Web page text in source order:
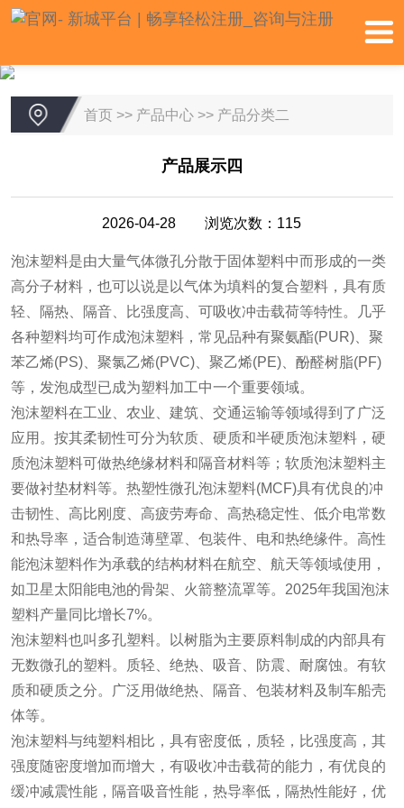
首页>> 产品中心>> 产品分类二
产品展示四
2026-04-28 浏览次数：115
泡沫塑料是由大量气体微孔分散于固体塑料中而形成的一类
高分子材料，也可以说是以气体为填料的复合塑料，具有质
轻、隔热、隔音、比强度高、可吸收冲击载荷等特性。几乎
各种塑料均可作成泡沫塑料，常见品种有聚氨酯(PUR)、聚
苯乙烯(PS)、聚氯乙烯(PVC)、聚乙烯(PE)、酚醛树脂(PF)
等，发泡成型已成为塑料加工中一个重要领域。
泡沫塑料在工业、农业、建筑、交通运输等领域得到了广泛
应用。按其柔韧性可分为软质、硬质和半硬质泡沫塑料，硬
质泡沫塑料可做热绝缘材料和隔音材料等；软质泡沫塑料主
要做衬垫材料等。热塑性微孔泡沫塑料(MCF)具有优良的冲
击韧性、高比刚度、高疲劳寿命、高热稳定性、低介电常数
和热导率，适合制造薄壁罩、包装件、电和热绝缘件。高性
能泡沫塑料作为承载的结构材料在航空、航天等领域使用，
如卫星太阳能电池的骨架、火箭整流罩等。2025年我国泡沫
塑料产量同比增长7%。
泡沫塑料也叫多孔塑料。以树脂为主要原料制成的内部具有
无数微孔的塑料。质轻、绝热、吸音、防震、耐腐蚀。有软
质和硬质之分。广泛用做绝热、隔音、包装材料及制车船壳
体等。
泡沫塑料与纯塑料相比，具有密度低，质轻，比强度高，其
强度随密度增加而增大，有吸收冲击载荷的能力，有优良的
缓冲减震性能，隔音吸音性能，热导率低，隔热性能好，优